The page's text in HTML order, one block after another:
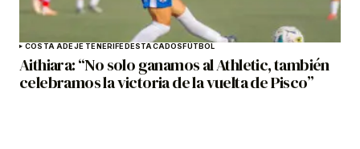
COSTA ADEJE TENERIFEDESTACADOSFÚTBOL
Aithiara: “No solo ganamos al Athletic, también
celebramos la victoria de la vuelta de Pisco”